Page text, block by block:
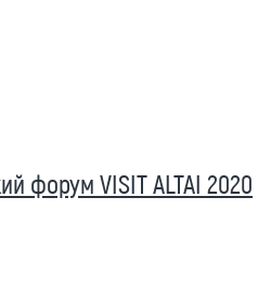
форум VISIT ALTAI 2020